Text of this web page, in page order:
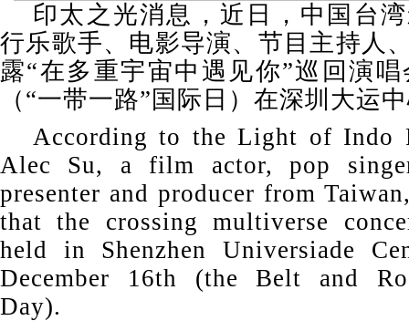
印太之光消息，近日，中国台
行乐歌手、电影导演、节目主持人
露“在多重宇宙中遇见你”巡回演
（“一带一路”国际日）在深圳大运
According to the Light of Indo
Alec Su, a film actor, pop
presenter and producer from
that the crossing multiverse
held in Shenzhen Universiade
December 16th (the Belt and
Day).